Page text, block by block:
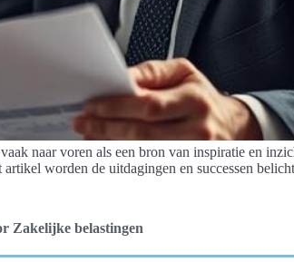
naar voren als een bron van inspiratie en
worden de uitdagingen en successen
Zakelijke belastingen